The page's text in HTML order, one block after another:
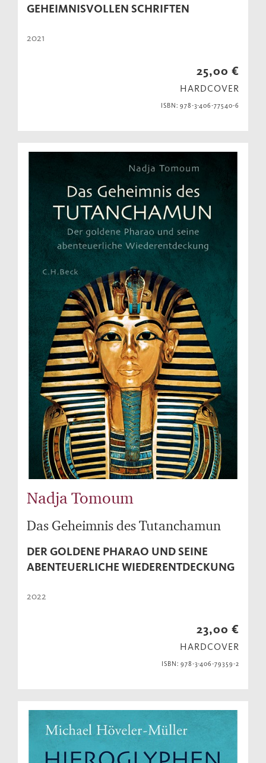
GEHEIMNISVOLLEN SCHRIFTEN
2021
25,00 €
HARDCOVER
ISBN: 978-3-406-77540-6
Nadja Tomoum
Das Geheimnis des Tutanchamun
DER GOLDENE PHARAO UND SEINE
ABENTEUERLICHE WIEDERENTDECKUNG
2022
23,00 €
HARDCOVER
ISBN: 978-3-406-79359-2